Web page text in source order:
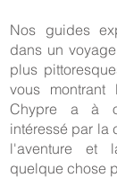
Nos guides
dans un
plus
vous
Chypre a à
intéressé par la
l'aventure et
quelque chose